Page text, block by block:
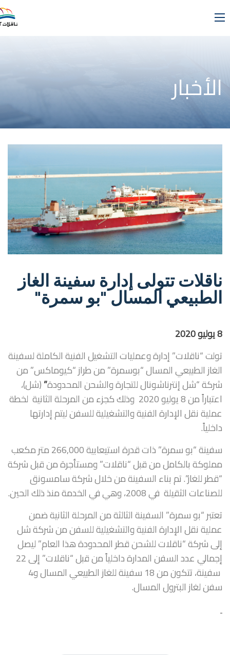
الأخبار
ناقلات تتولى إدارة سفينة الغاز
الطبيعي المسال "بو سمرة"
8 يوليو 2020
تولت “ناقلات” إدارة وعمليات التشغيل الفنية الكاملة لسفينة
الغاز الطبيعي المسال “بوسمرة” من طراز “كيوماكس” من
شركة “شل إنترناشونال للتجارة والشحن المحدودة”(شل)،
اعتباراً من 8 يوليو 2020 وذلك كجزء من المرحلة الثانية لخطة
عملية نقل الإدارة الفنية والتشغيلية للسفن ليتم إدارتها
داخلياً.
سفينة “بو سمرة” ذات قدرة استيعابية 266,000 متر مكعب
مملوكة بالكامل من قبل “ناقلات” ومستأجرة من قبل شركة
“قطر للغاز”. تم بناء السفينة من خلال شركة سامسونق
للصناعات الثقيلة في 2008، وهي في الخدمة منذ ذلك الحين.
تعتبر “بو سمرة” السفينة الثالثة من المرحلة الثانية ضمن
عملية نقل الإدارة الفنية والتشغيلية للسفن من شركة شل
إلى شركة “ناقلات للشحن قطر المحدودة هذا العام” ليصل
إجمالي عدد السفن المدارة داخلياً من قبل “ناقلات” إلى 22
سفينة، تتكون من 18 سفينة للغاز الطبيعي المسال و4
سفن لغاز البترول المسال.